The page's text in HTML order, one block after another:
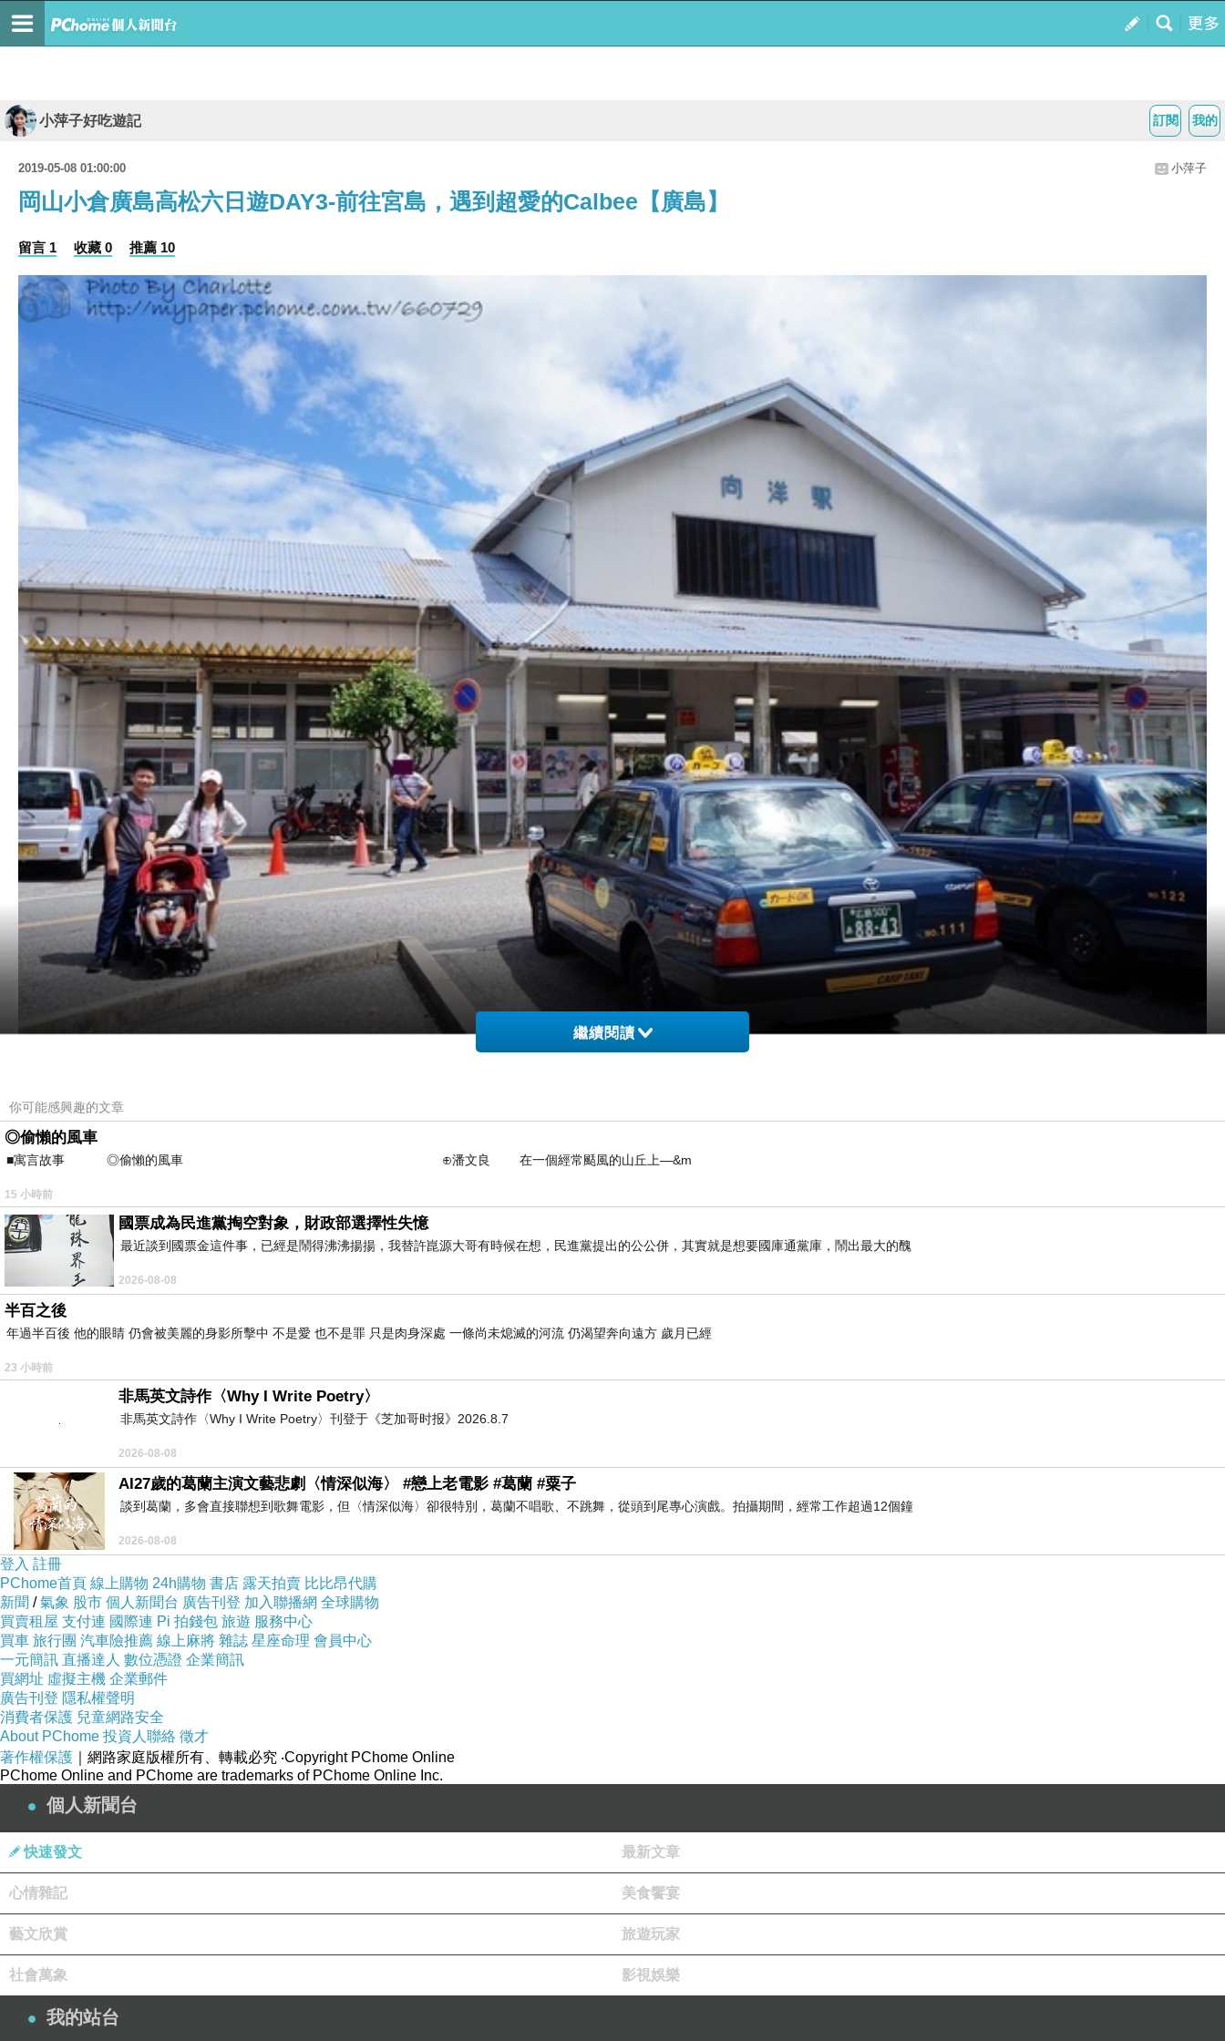
我的
訂閱
小萍子好吃遊記
2019-05-08 01:00:00 小萍子
岡山小倉廣島高松六日遊DAY3-前往宮島，遇到超愛的Calbee【廣島】
留言 1 收藏 0 推薦 10
漫步走回向洋，藍天白雲真是太美了!
我們搭車往廣島站，準備前往宮島!
繼續閱讀
你可能感興趣的文章
◎偷懶的風車
■寓言故事 ◎偷懶的風車 ⊕潘文良 在一個經常颳風的山丘上—&m
15 小時前
國票成為民進黨掏空對象，財政部選擇性失憶
最近談到國票金這件事，已經是鬧得沸沸揚揚，我替許崑源大哥有時候在想，民進黨提出的公公併，其實就是想要國庫通黨庫，鬧出最大的醜
2026-08-08
半百之後
年過半百後 他的眼睛 仍會被美麗的身影所擊中 不是愛 也不是罪 只是肉身深處 一條尚未熄滅的河流 仍渴望奔向遠方 歲月已經
23 小時前
非馬英文詩作〈Why I Write Poetry〉
非馬英文詩作〈Why I Write Poetry〉刊登于《芝加哥时报》2026.8.7
2026-08-08
AI27歲的葛蘭主演文藝悲劇〈情深似海〉 #戀上老電影 #葛蘭 #粟子
談到葛蘭，多會直接聯想到歌舞電影，但〈情深似海〉卻很特別，葛蘭不唱歌、不跳舞，從頭到尾專心演戲。拍攝期間，經常工作超過12個鐘
2026-08-08
登入 註冊
PChome首頁 線上購物 24h購物 書店 露天拍賣 比比昂代購
新聞 /氣象 股市 個人新聞台 廣告刊登 加入聯播網 全球購物
買賣租屋 支付連 國際連 Pi 拍錢包 旅遊 服務中心
買車 旅行團 汽車險推薦 線上麻將 雜誌 星座命理 會員中心
一元簡訊 直播達人 數位憑證 企業簡訊
買網址 虛擬主機 企業郵件
廣告刊登 隱私權聲明
消費者保護 兒童網路安全
About PChome 投資人聯絡 徵才
著作權保護 ｜網路家庭版權所有、轉載必究 ‧Copyright PChome Online
PChome Online and PChome are trademarks of PChome Online Inc.
個人新聞台
快速發文 最新文章
心情雜記 美食饗宴
藝文欣賞 旅遊玩家
社會萬象 影視娛樂
我的站台